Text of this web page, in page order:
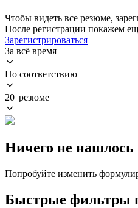
Чтобы видеть все резюме,
После регистрации покажем
Зарегистрироваться
За всё время
По соответствию
20 резюме
Ничего не нашлось
Попробуйте изменить
Быстрые фильтры